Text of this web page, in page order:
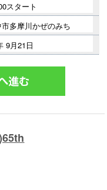
スタート
多摩川かぜのみち
9月21日